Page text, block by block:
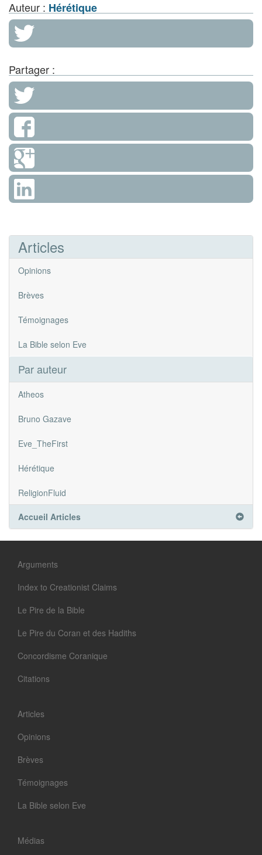
Auteur : Hérétique
Partager :
Articles
Opinions
Brèves
Témoignages
La Bible selon Eve
Par auteur
Atheos
Bruno Gazave
Eve_TheFirst
Hérétique
ReligionFluid
Accueil Articles
Arguments
Index to Creationist Claims
Le Pire de la Bible
Le Pire du Coran et des Hadiths
Concordisme Coranique
Citations
Articles
Opinions
Brèves
Témoignages
La Bible selon Eve
Médias